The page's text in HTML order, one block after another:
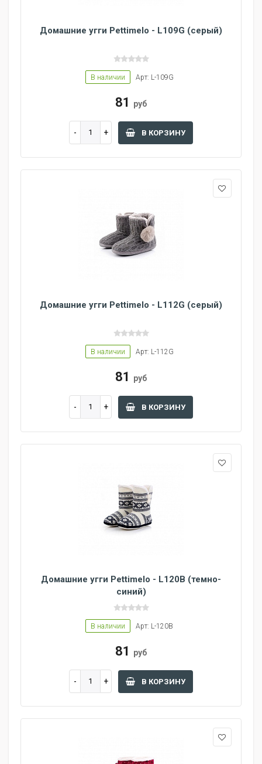
Домашние угги Pettimelo - L109G (серый)
В наличии Арт: L-109G
81 руб
В КОРЗИНУ
Домашние угги Pettimelo - L112G (серый)
В наличии Арт: L-112G
81 руб
В КОРЗИНУ
Домашние угги Pettimelo - L120B (темно-
синий)
В наличии Арт: L-120B
81 руб
В КОРЗИНУ